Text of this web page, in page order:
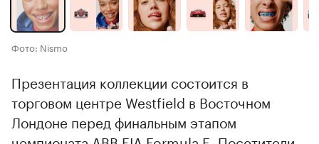
Фото: Nismo
Презентация коллекции состоится в
торговом центре Westfield в Восточном
Лондоне перед финальным этапом